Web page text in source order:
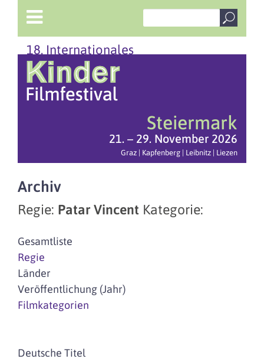
18. Internationales
Steiermark
21. – 29. November 2026
Graz | Kapfenberg | Leibnitz | Liezen
Archiv
Regie: Patar Vincent Kategorie:
Gesamtliste
Regie
Länder
Veröffentlichung (Jahr)
Filmkategorien
Deutsche Titel